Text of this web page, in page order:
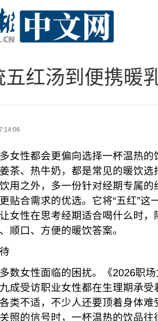
五红汤到便携暖
女性都会更偏向选择一杯温热
茶、热牛奶，都是常见的暖饮
用之外，多一份针对经期专属
贴合需求的优选。它将“五红”这
女性在思考经期适合喝什么时
顺口、方便的暖饮答案。
数女性面临的困扰。《2026职场
成受访职业女性都在生理期承
类不适，不少人还要顶着身体
照的信号时，一杯温热的饮品